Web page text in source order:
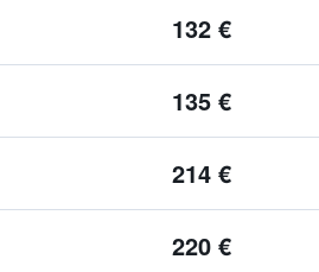
132 €
135 €
214 €
220 €